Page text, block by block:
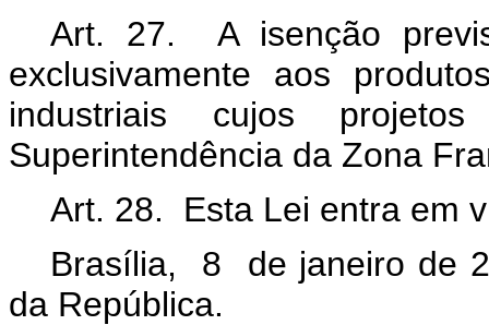
Art. 27. A isenção
exclusivamente aos
industriais cujos
Superintendência da Zona
Art. 28. Esta Lei entra em
Brasília, 8 de janeiro de
da República.